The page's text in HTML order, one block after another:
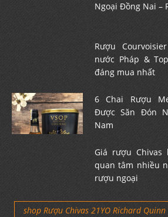
Ngoại Đồng Nai –
Rượu
nước Pháp &
đáng mua nhất
6 Chai Rượu
Được Săn Đón
Nam
Giá rượu
quan tâm nhiều
rượu ngoại
shop Rượu Chivas 21YO Richard